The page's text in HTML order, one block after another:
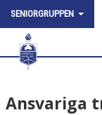
SENIORGRUPPEN
HEM
NYHETER
Ansvariga